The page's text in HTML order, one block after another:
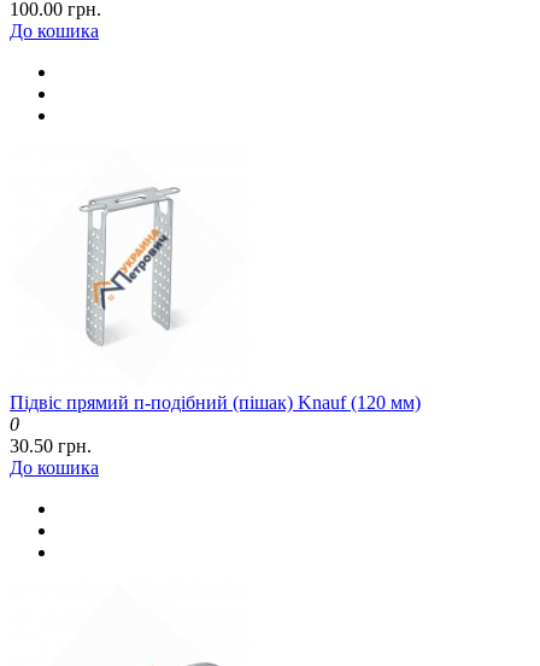
100.00 грн.
До кошика
Підвіс прямий п-подібний (пішак) Knauf (120 мм)
0
30.50 грн.
До кошика